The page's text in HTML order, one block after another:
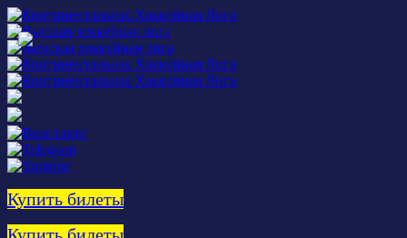
Купить билеты